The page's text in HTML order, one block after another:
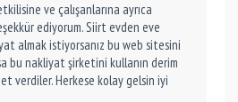
ve çalışanlarına ayrıca
ediyorum. Siirt evden eve
almak istiyorsanız bu web sitesini
bu nakliyat şirketini kullanın derim
verdiler. Herkese kolay gelsin iyi